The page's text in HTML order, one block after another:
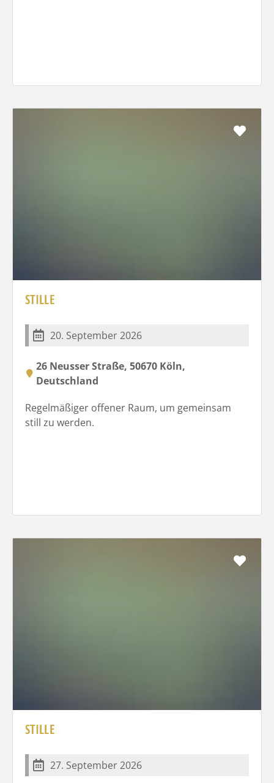
STILLE
20. September 2026
26 Neusser Straße, 50670 Köln,
Deutschland
Regelmäßiger offener Raum, um gemeinsam
still zu werden.
STILLE
27. September 2026